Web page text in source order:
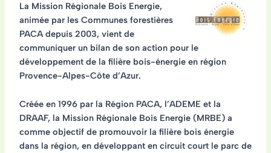
La Mission Régionale Bois Energie,
animée par les Communes forestières
PACA depuis 2003, vient de
communiquer un bilan de son action pour le
développement de la filière bois-énergieen région
Provence-Alpes-Côte d’Azur.
Créée en 1996 par la Région PACA, l’ADEME et la
DRAAF, la Mission Régionale Bois Energie (MRBE) a
comme objectif de promouvoir la filière bois énergie
dans la région, en développant en circuit court le parc de